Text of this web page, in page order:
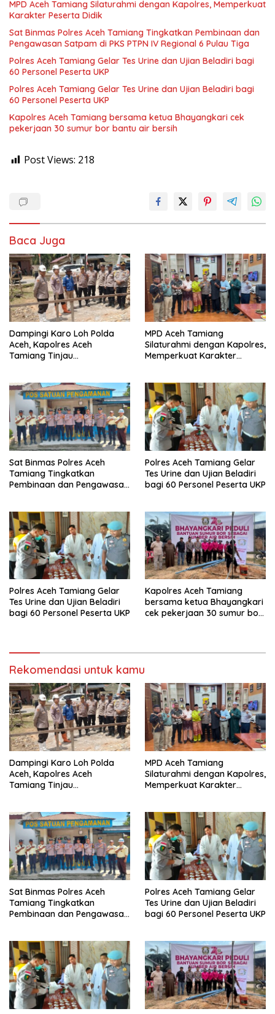
MPD Aceh Tamiang Silaturahmi dengan Kapolres, Memperkuat
Karakter Peserta Didik
Sat Binmas Polres Aceh Tamiang Tingkatkan Pembinaan dan
Pengawasan Satpam di PKS PTPN IV Regional 6 Pulau Tiga
Polres Aceh Tamiang Gelar Tes Urine dan Ujian Beladiri bagi
60 Personel Peserta UKP
Polres Aceh Tamiang Gelar Tes Urine dan Ujian Beladiri bagi
60 Personel Peserta UKP
Kapolres Aceh Tamiang bersama ketua Bhayangkari cek
pekerjaan 30 sumur bor bantu air bersih
Post Views: 218
Baca Juga
Dampingi Karo Loh Polda
Aceh, Kapolres Aceh
Tamiang Tinjau
Bhayangkari Peduli
MPD Aceh Tamiang
Silaturahmi dengan Kapolres,
Memperkuat Karakter
Sat Binmas Polres Aceh
Tamiang Tingkatkan
Pembinaan dan Pengawasan
Polres Aceh Tamiang Gelar
Tes Urine dan Ujian Beladiri
bagi 60 Personel Peserta UKP
Polres Aceh Tamiang Gelar
Tes Urine dan Ujian Beladiri
bagi 60 Personel Peserta UKP
Kapolres Aceh Tamiang
bersama ketua Bhayangkari
cek pekerjaan 30 sumur bor
Rekomendasi untuk kamu
Dampingi Karo Loh Polda
Aceh, Kapolres Aceh
Tamiang Tinjau
Bhayangkari Peduli
MPD Aceh Tamiang
Silaturahmi dengan Kapolres,
Memperkuat Karakter
Sat Binmas Polres Aceh
Tamiang Tingkatkan
Pembinaan dan Pengawasan
Polres Aceh Tamiang Gelar
Tes Urine dan Ujian Beladiri
bagi 60 Personel Peserta UKP